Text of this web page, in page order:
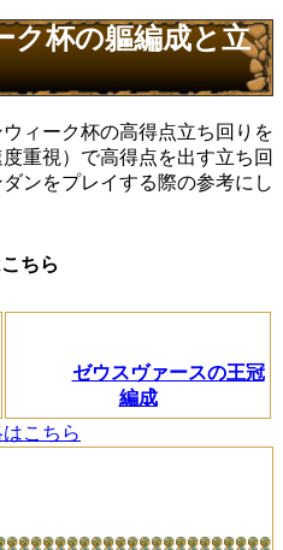
ク杯の軀編成と立
ィーク杯の高得点立ち回りを
重視）で高得点を出す立ち回
ンをプレイする際の参考にし
ちら
ゼウスヴァースの王冠
編成
こちら